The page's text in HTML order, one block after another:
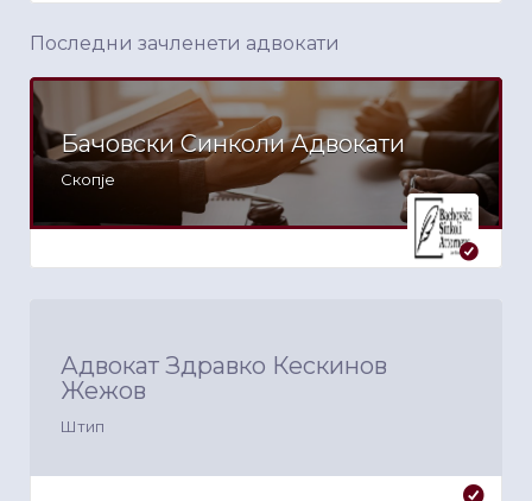
Последни зачленети адвокати
Бачовски Синколи Адвокати
Скопје
Адвокат Здравко Кескинов
Жежов
Штип